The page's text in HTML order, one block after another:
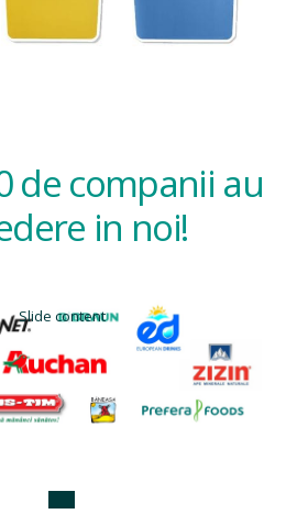
de companii au
in noi!
Slide content